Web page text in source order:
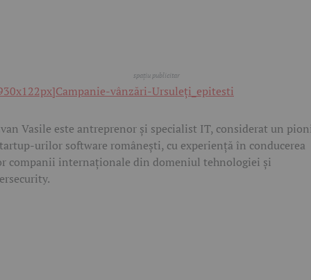
Vasile este antreprenor și specialist IT, considerat un
urilor software românești, cu experiență în conducerea
companii internaționale din domeniul tehnologiei și